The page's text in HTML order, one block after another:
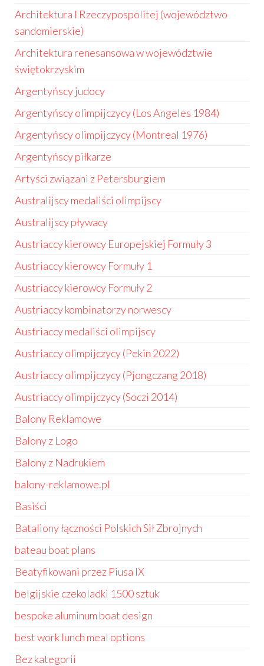
Architektura I Rzeczypospolitej (województwo
sandomierskie)
Architektura renesansowa w województwie
świętokrzyskim
Argentyńscy judocy
Argentyńscy olimpijczycy (Los Angeles 1984)
Argentyńscy olimpijczycy (Montreal 1976)
Argentyńscy piłkarze
Artyści związani z Petersburgiem
Australijscy medaliści olimpijscy
Australijscy pływacy
Austriaccy kierowcy Europejskiej Formuły 3
Austriaccy kierowcy Formuły 1
Austriaccy kierowcy Formuły 2
Austriaccy kombinatorzy norwescy
Austriaccy medaliści olimpijscy
Austriaccy olimpijczycy (Pekin 2022)
Austriaccy olimpijczycy (Pjongczang 2018)
Austriaccy olimpijczycy (Soczi 2014)
Balony Reklamowe
Balony z Logo
Balony z Nadrukiem
balony-reklamowe.pl
Basiści
Bataliony łączności Polskich Sił Zbrojnych
bateau boat plans
Beatyfikowani przez Piusa IX
belgijskie czekoladki 1500 sztuk
bespoke aluminum boat design
best work lunch meal options
Bez kategorii